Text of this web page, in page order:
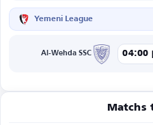
Yemeni League
Al-Wehda SSC 04:00
Matchs